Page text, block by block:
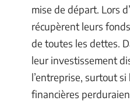
mise de départ. Lors
récupèrent leurs
de toutes les dettes.
leur investissement
l’entreprise, surtout
financières